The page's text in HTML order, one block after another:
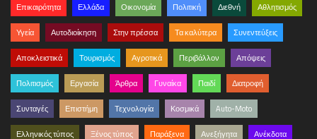
Επικαιρότητα Ελλάδα Οικονομία Πολιτική Διεθνή Αθλητισμός
Υγεία Αυτοδιοίκηση Στην πρέσσα Τα καλύτερα Συνεντεύξεις
Αποκλειστικά Τουρισμός Αγροτικά Περιβάλλον Απόψεις
Πολιτισμός Εργασία Άρθρα Γυναίκα Παιδί Διατροφή
Συνταγές Επιστήμη Τεχνολογία Κοσμικά Auto-Moto
Ελληνικός τύπος Ξένος τύπος Παράξενα Ανεξήγητα Ανέκδοτα